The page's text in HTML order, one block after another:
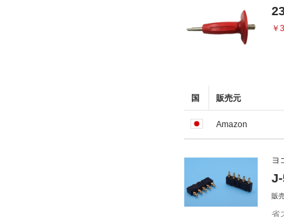
￥
国 販売元
Amazon
ヨ
販
省